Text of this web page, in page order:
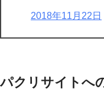
2018年11月22日
パクリサイトへ